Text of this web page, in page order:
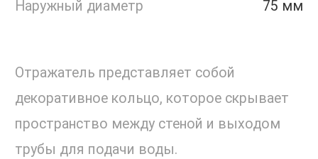
Наружный диаметр 75 мм
Отражатель представляет собой
декоративное кольцо, которое скрывает
пространство между стеной и выходом
трубы для подачи воды.